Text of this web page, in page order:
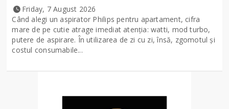
Friday, 7 August 2026
Când alegi un aspirator Philips pentru apartament, cifra
mare de pe cutie atrage imediat atenția: watti, mod turbo,
putere de aspirare. În utilizarea de zi cu zi, însă, zgomotul și
costul consumabile...